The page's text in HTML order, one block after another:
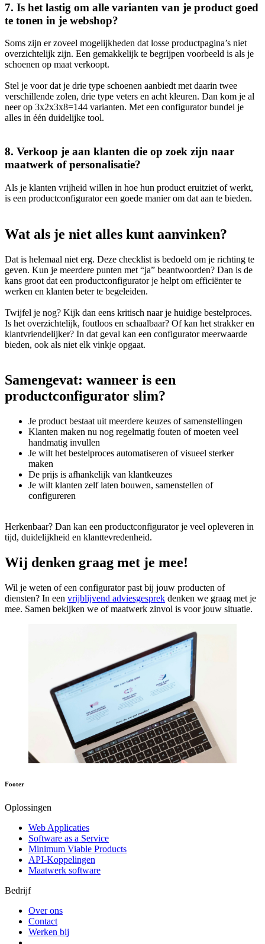
7. Is het lastig om alle varianten van je product goed
te tonen in je webshop?
Soms zijn er zoveel mogelijkheden dat losse productpagina’s niet
overzichtelijk zijn. Een gemakkelijk te begrijpen voorbeeld is als je
schoenen op maat verkoopt.
Stel je voor dat je drie type schoenen aanbiedt met daarin twee
verschillende zolen, drie type veters en acht kleuren. Dan kom je al
neer op 3x2x3x8=144 varianten. Met een configurator bundel je
alles in één duidelijke tool.
8. Verkoop je aan klanten die op zoek zijn naar
maatwerk of personalisatie?
Als je klanten vrijheid willen in hoe hun product eruitziet of werkt,
is een productconfigurator een goede manier om dat aan te bieden.
Wat als je niet alles kunt aanvinken?
Dat is helemaal niet erg. Deze checklist is bedoeld om je richting te
geven. Kun je meerdere punten met “ja” beantwoorden? Dan is de
kans groot dat een productconfigurator je helpt om efficiënter te
werken en klanten beter te begeleiden.
Twijfel je nog? Kijk dan eens kritisch naar je huidige bestelproces.
Is het overzichtelijk, foutloos en schaalbaar? Of kan het strakker en
klantvriendelijker? In dat geval kan een configurator meerwaarde
bieden, ook als niet elk vinkje opgaat.
Samengevat: wanneer is een
productconfigurator slim?
Je product bestaat uit meerdere keuzes of samenstellingen
Klanten maken nu nog regelmatig fouten of moeten veel
handmatig invullen
Je wilt het bestelproces automatiseren of visueel sterker
maken
De prijs is afhankelijk van klantkeuzes
Je wilt klanten zelf laten bouwen, samenstellen of
configureren
Herkenbaar? Dan kan een productconfigurator je veel opleveren in
tijd, duidelijkheid en klanttevredenheid.
Wij denken graag met je mee!
Wil je weten of een configurator past bij jouw producten of
diensten? In een vrijblijvend adviesgesprek denken we graag met je
mee. Samen bekijken we of maatwerk zinvol is voor jouw situatie.
Footer
Oplossingen
Web Applicaties
Software as a Service
Minimum Viable Products
API-Koppelingen
Maatwerk software
Bedrijf
Over ons
Contact
Werken bij